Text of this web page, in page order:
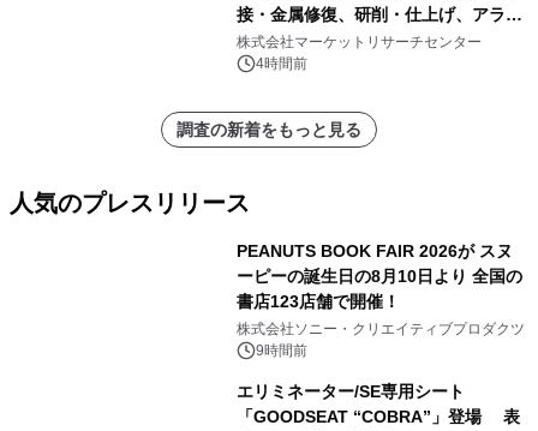
接・金属修復、研削・仕上げ、アライ
メント、その他）・分析レポートを発
表
株式会社マーケットリサーチセンター
4時間前
調査の新着をもっと見る
人気のプレスリリース
PEANUTS BOOK FAIR 2026が スヌ
ーピーの誕生日の8月10日より 全国の
書店123店舗で開催！
株式会社ソニー・クリエイティブプロダクツ
9時間前
エリミネーター/SE専用シート
「GOODSEAT “COBRA”」登場 表